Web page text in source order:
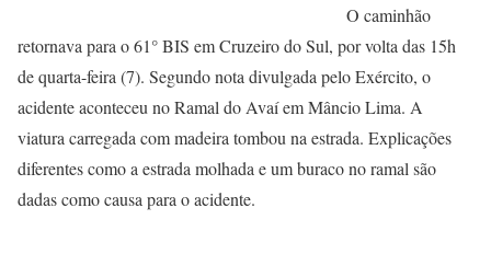
O caminhão
retornava para o 61° BIS em Cruzeiro do Sul, por volta das 15h
de quarta-feira (7). Segundo nota divulgada pelo Exército, o
acidente aconteceu no Ramal do Avaí em Mâncio Lima. A
viatura carregada com madeira tombou na estrada. Explicações
diferentes como a estrada molhada e um buraco no ramal são
dadas como causa para o acidente.